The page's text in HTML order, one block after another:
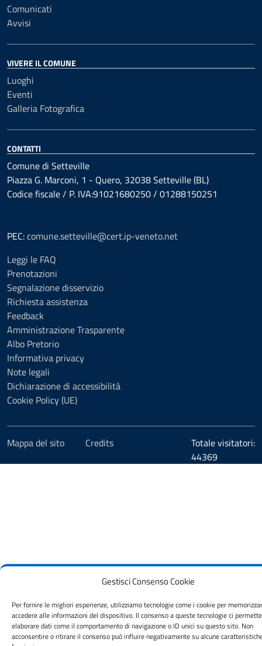
Gestisci Consenso Cookie
Per fornire le migliori esperienze, utilizziamo tecnologie come i cookie per
accedere alle informazioni del dispositivo. Il consenso a queste tecnologie ci
elaborare dati come il comportamento di navigazione o ID unici su questo sito. Non
acconsentire o ritirare il consenso può influire negativamente su alcune
Comunicati
Avvisi
VIVERE IL COMUNE
Luoghi
Eventi
Galleria Fotografica
CONTATTI
Comune di Setteville
Piazza G. Marconi, 1 - Quero, 32038 Setteville (BL)
Codice fiscale / P. IVA:91021680250 / 01288150251
PEC:comune.setteville@cert.ip-veneto.net
Leggi le FAQ
Prenotazioni
Segnalazione disservizio
Richiesta assistenza
Feedback
Amministrazione Trasparente
Albo Pretorio
Informativa privacy
Note legali
Dichiarazione di accessibilità
Cookie Policy (UE)
Mappa del sito Credits
Totale visitatori:
44369